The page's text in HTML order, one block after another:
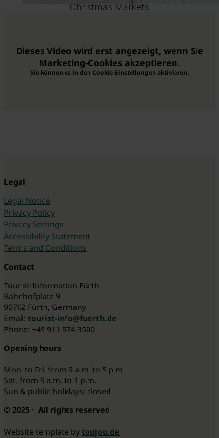
Christmas Markets
Dieses Video wird erst angezeigt, wenn Sie
Marketing-Cookies akzeptieren.
Sie können es in den Cookie-Einstellungen aktivieren.
Legal
Legal Notice
Privacy Policy
Privacy Settings
Accessibility Statement
Terms and Conditions
Contact
Tourist-Information Fürth
Bahnhofplatz 9
90762 Fürth, Germany
Email: tourist-info@fuerth.de
Phone: +49 911 974 3500
Opening hours
Mon. to Fri. from 9 a.m. to 5 p.m.
Sat. from 9 a.m. to 1 p.m.
Sun & public holidays: closed
© 2025 · All rights reserved
Website template bytoujou.de